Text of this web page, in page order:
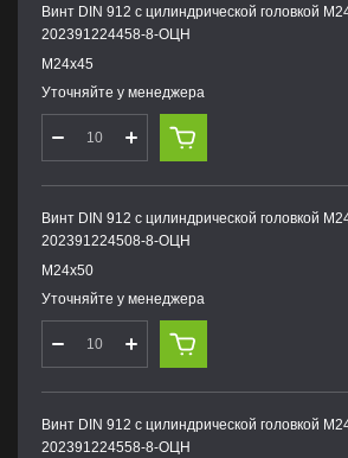
Винт DIN 912 с цилиндрической головкой
202391224458-8-ОЦН
М24х45
Уточняйте у менеджера
Винт DIN 912 с цилиндрической головкой
202391224508-8-ОЦН
М24х50
Уточняйте у менеджера
Винт DIN 912 с цилиндрической головкой
202391224558-8-ОЦН